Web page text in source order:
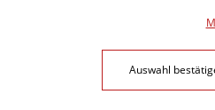
Auswahl